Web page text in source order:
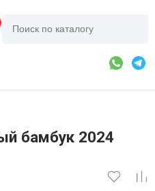
бамбук 2024